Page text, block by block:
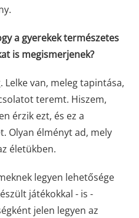
a gyerekek természetes
is megismerjenek?
Lelke van, meleg tapintása,
teremt. Hiszem,
érzik ezt, és ez a
Olyan élményt ad, mely
életükben.
legyen lehetősége
játékokkal - is -
jelen legyen az